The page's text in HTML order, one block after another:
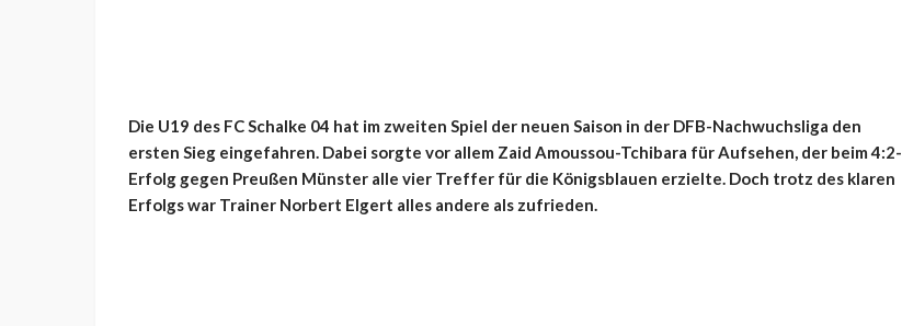
Die U19 des FC Schalke 04 hat im zweiten Spiel der neuen Saison in der DFB-Nachwuchsliga den
ersten Sieg eingefahren. Dabei sorgte vor allem Zaid Amoussou-Tchibara für Aufsehen, der beim 4:2-
Erfolg gegen Preußen Münster alle vier Treffer für die Königsblauen erzielte. Doch trotz des klaren
Erfolgs war Trainer Norbert Elgert alles andere als zufrieden.